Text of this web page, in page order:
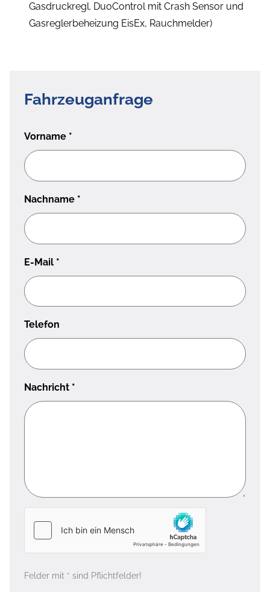
Gasdruckregl. DuoControl mit Crash Sensor und
Gasreglerbeheizung EisEx, Rauchmelder)
Fahrzeuganfrage
Vorname *
Nachname *
E-Mail *
Telefon
Nachricht *
Felder mit * sind Pflichtfelder!